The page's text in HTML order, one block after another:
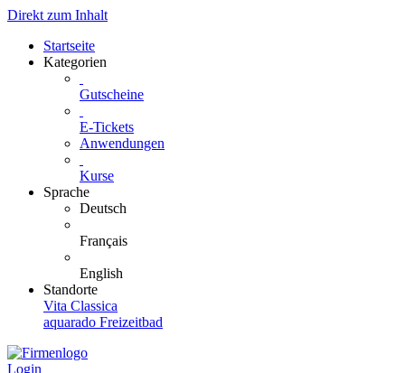
Direkt zum Inhalt
Startseite
Kategorien
Gutscheine
E-Tickets
Anwendungen
Kurse
Sprache
Deutsch
Français
English
Standorte
Vita Classica
aquarado Freizeitbad
Login